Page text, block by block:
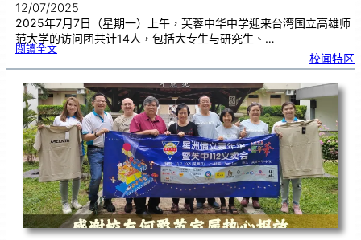
12/07/2025
2025年7月7日（星期一）上午，芙蓉中华中学迎来台湾国立高雄师
范大学的访问团共计14人，包括大专生与研究生、…
閱讀全文:高
范
学
师
生
来
访
芙
中
了
解
华
教
坚
持
与
校闻特区